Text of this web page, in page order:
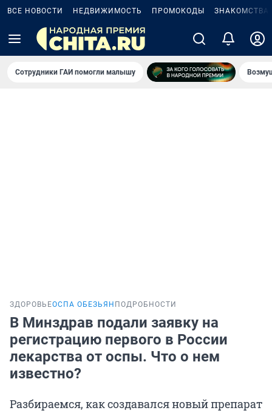
ВСЕ НОВОСТИ НЕДВИЖИМОСТЬ ПРОМОКОДЫ ЗНАКОМСТВА
Сотрудники ГАИ помогли малышу
ЗДОРОВЬЕОСПА ОБЕЗЬЯН ПОДРОБНОСТИ
В Минздрав подали заявку на
регистрацию первого в России
лекарства от оспы. Что о нем
известно?
Разбираемся, как создавался новый препарат